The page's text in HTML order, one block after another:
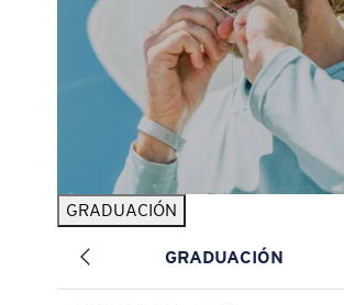
GRADUACIÓN
GRADUACIÓN